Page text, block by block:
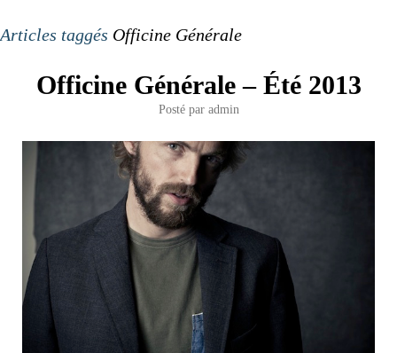
Articles taggés Officine Générale
Officine Générale – Été 2013
Posté par admin